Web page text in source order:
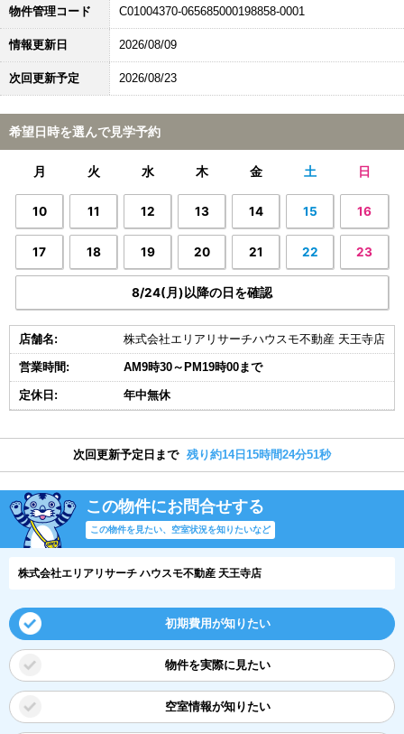
物件管理コード C01004370-065685000198858-0001
情報更新日 2026/08/09
次回更新予定 2026/08/23
希望日時を選んで見学予約
月 火 水 木 金 土 日
10 11 12 13 14 15 16
17 18 19 20 21 22 23
8/24(月)以降の日を確認
店舗名: 株式会社エリアリサーチハウスモ不動産 天王寺店
営業時間: AM9時30～PM19時00まで
定休日: 年中無休
次回更新予定日まで 残り約14日15時間24分50秒
この物件にお問合せする
この物件を見たい、空室状況を知りたいなど
株式会社エリアリサーチ ハウスモ不動産 天王寺店
初期費用が知りたい
物件を実際に見たい
空室情報が知りたい